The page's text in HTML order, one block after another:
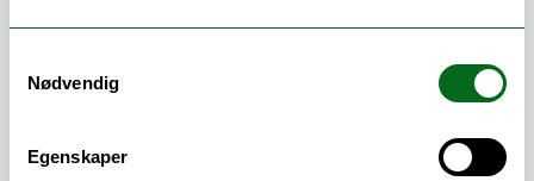
Nødvendig
Egenskaper
Evaluering / Akkrediteringssøknader /
Klagesaker / Fusk / Opplæring / Regelverk